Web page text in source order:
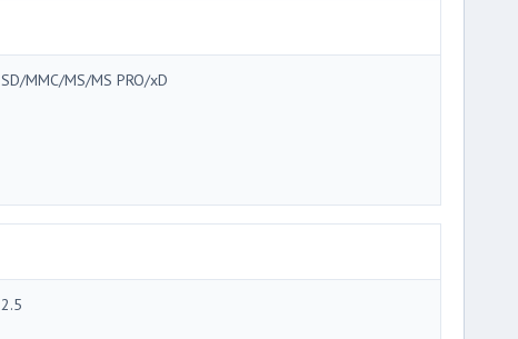
SD/MMC/MS/MS PRO/xD
2.5